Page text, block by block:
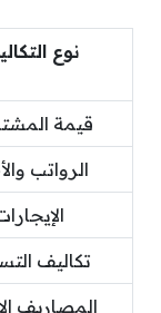
نوع
قيمة
الرواتب
تكاليف
المصاريف